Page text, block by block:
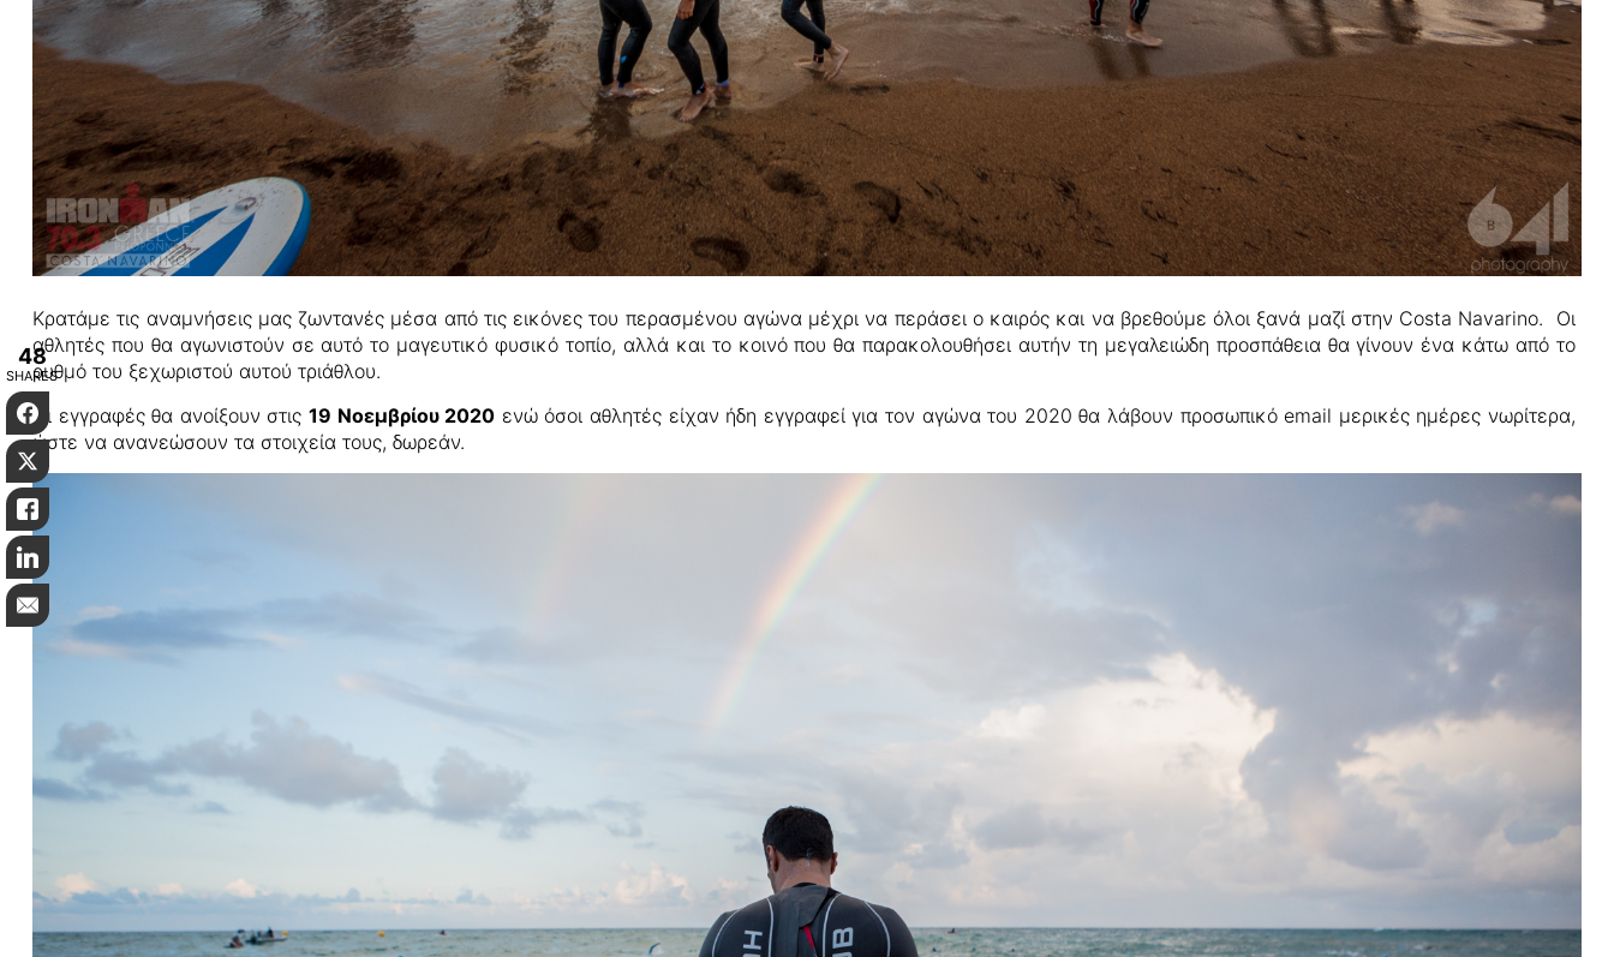
Κρατάμε τις αναμνήσεις μας ζωντανές μέσα από τις εικόνες του περασμένου αγώνα μέχρι να περάσει ο καιρός και να βρεθούμε όλοι ξανά μαζί στην Costa Navarino. Οι
αθλητές που θα αγωνιστούν σε αυτό το μαγευτικό φυσικό τοπίο, αλλά και το κοινό που θα παρακολουθήσει αυτήν τη μεγαλειώδη προσπάθεια θα γίνουν ένα κάτω από το
ρυθμό του ξεχωριστού αυτού τριάθλου.
Οι εγγραφές θα ανοίξουν στις 19 Νοεμβρίου 2020 ενώ όσοι αθλητές είχαν ήδη εγγραφεί για τον αγώνα του 2020 θα λάβουν προσωπικό email μερικές ημέρες νωρίτερα,
ώστε να ανανεώσουν τα στοιχεία τους, δωρεάν.
48
SHARES
Facebook
Email